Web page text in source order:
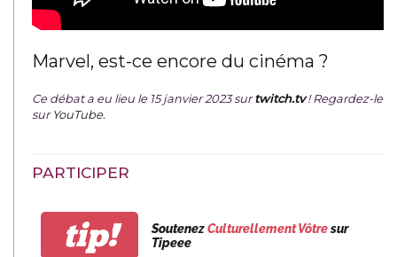
Marvel, est-ce encore du cinéma ?
Ce débat a eu lieu le 15 janvier 2023 surtwitch.tv ! Regardez-le
surYouTube.
PARTICIPER
tip! SoutenezCulturellement Vôtresur
Tipeee